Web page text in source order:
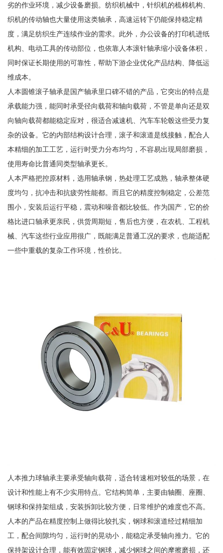
劣的作业环境，减少设备磨损。纺织机械中，针织机的梳棉机构、
织机的传动轴也大量使用这类轴承，高速运转下仍能保持稳定精
度，满足纺织生产连续作业的需求。此外，办公设备的打印机进纸
机构、电动工具的传动部位，也依靠人本滚针轴承缩小设备体积，
同时保证长期使用的可靠性，帮助下游企业优化产品结构、降低运
维成本。
人本圆锥滚子轴承是国产轴承里口碑不错的产品，它突出的特点是
承载能力强，能同时承受径向载荷和轴向载荷，不管是单向还是双
向轴向载荷都能稳定应对，很适合减速机、汽车车轮毂这些受力复
杂的设备。它的内部结构设计合理，滚子和滚道是线接触，配合人
本精细的加工工艺，运行时受力分布均匀，不容易出现局部磨损，
使用寿命比普通同类型轴承更长。
人本严格把控原材料，选用轴承钢，热处理工艺成熟，轴承整体硬
度均匀，抗冲击和抗疲劳性能都。而且它的精度控制稳定，公差范
围小，安装后运行平稳，震动和噪音都比较低。作为国产，它的价
格比进口轴承更亲民，供货周期短，售后也方便，在农机、工程机
械、汽车这些行业应用很广，既能满足普通工况的要求，也能适配
一些中重载的复杂工作环境，性价比。
人本推力球轴承主要承受轴向载荷，适合转速相对较低的场景，在
设计和性能上有不少实用特点。它结构简单，主要由轴圈、座圈、
钢球和保持架组成，安装拆卸比较方便，日常维护的难度也不高。
人本的产品在精度控制上做得比较扎实，钢球和滚道经过精细加
工，配合间隙均匀，运行时的晃动小，能稳定承受轴向推力。它的
保持架设计合理，能有效固定钢球，减少钢球之间的摩擦磨损，还